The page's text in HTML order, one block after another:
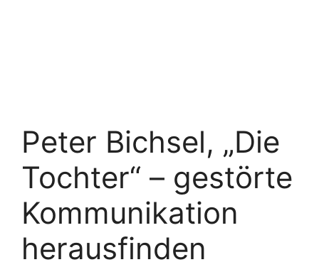
Peter Bichsel, „Die
Tochter“ – gestörte
Kommunikation
herausfinden